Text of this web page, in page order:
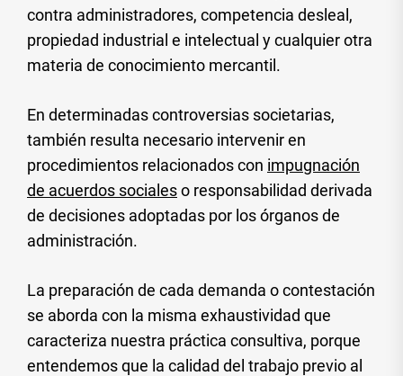
contra administradores, competencia desleal,
propiedad industrial e intelectual y cualquier otra
materia de conocimiento mercantil.
En determinadas controversias societarias,
también resulta necesario intervenir en
procedimientos relacionados con impugnación
de acuerdos socialeso responsabilidad derivada
de decisiones adoptadas por los órganos de
administración.
La preparación de cada demanda o contestación
se aborda con la misma exhaustividad que
caracteriza nuestra práctica consultiva, porque
entendemos que la calidad del trabajo previo al